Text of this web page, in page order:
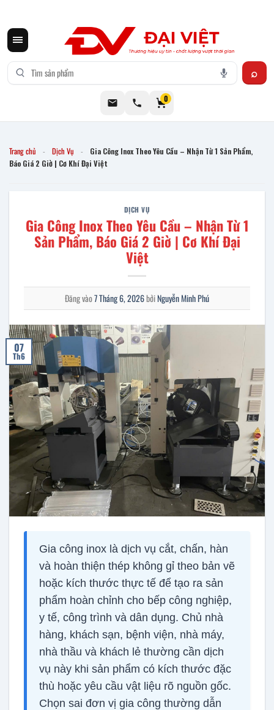
0
Trang chủ - Dịch Vụ -
Gia Công Inox Theo Yêu Cầu – Nhận Từ 1 Sản Phẩm,
Báo Giá 2 Giờ | Cơ Khí Đại Việt
DỊCH VỤ
Gia Công Inox Theo Yêu Cầu – Nhận Từ 1
Sản Phẩm, Báo Giá 2 Giờ | Cơ Khí Đại
Việt
Đăng vào7 Tháng 6, 2026bởiNguyễn Minh Phú
07
Th6
Gia công inox là dịch vụ cắt, chấn, hàn
và hoàn thiện thép không gỉ theo bản vẽ
hoặc kích thước thực tế để tạo ra sản
phẩm hoàn chỉnh cho bếp công nghiệp,
y tế, công trình và dân dụng. Chủ nhà
hàng, khách sạn, bệnh viện, nhà máy,
nhà thầu và khách lẻ thường cần dịch
vụ này khi sản phẩm có kích thước đặc
thù hoặc yêu cầu vật liệu rõ nguồn gốc.
Chọn sai đơn vị gia công thường dẫn